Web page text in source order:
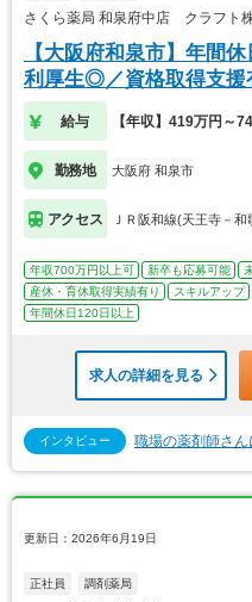
さくら薬局 和泉府中店 クラフト
【大阪府和泉市】年間
利厚生◎／資格取得支
給与 【年収】419万円～
勤務地 大阪府 和泉市
アクセス ＪＲ阪和線(天王寺－
年収700万円以上可 新卒も応募可能
産休・育休取得実績有り
スキルアップ
年間休日120日以上
求人の詳細を見る
インタビュー 職場の薬剤師さ
更新日：2026年6月19日
正社員 調剤薬局